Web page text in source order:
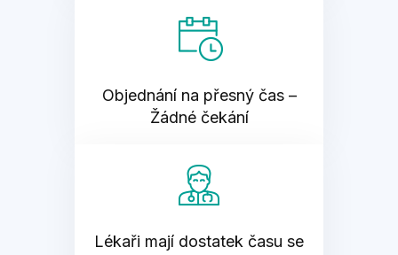
Objednání na přesný čas –
Žádné čekání
Lékaři mají dostatek času se